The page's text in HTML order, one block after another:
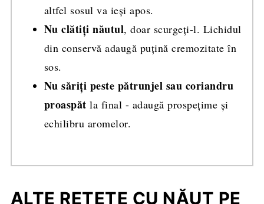
altfel sosul va ieși apos.
Nu clătiți năutul, doar scurgeți-l. Lichidul
din conservă adaugă puțină cremozitate în
sos.
Nu săriți peste pătrunjel sau coriandru
proaspăt la final - adaugă prospețime și
echilibru aromelor.
ALTE REȚETE CU NĂUT PE